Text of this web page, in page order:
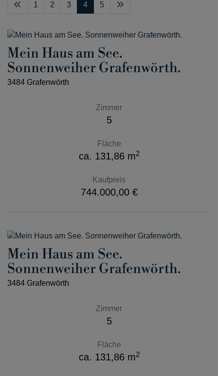
1 2 3 4 5
Mein Haus am See.
Sonnenweiher Grafenwörth.
3484 Grafenwörth
Zimmer
5
Fläche
ca. 131,86 m2
Kaufpreis
744.000,00 €
Mein Haus am See.
Sonnenweiher Grafenwörth.
3484 Grafenwörth
Zimmer
5
Fläche
ca. 131,86 m2